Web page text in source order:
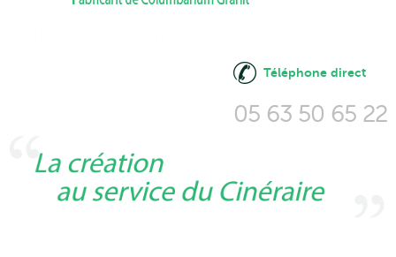
Téléphone direct
05 63 50 65 22